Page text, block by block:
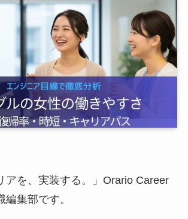
アを、実装する。」Orario Career
集部です。